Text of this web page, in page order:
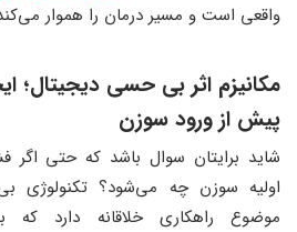
واقعی است و مسیر درمان را هموار
مکانیزم اثر بی حسی دیجیتال؛
پیش از ورود سوزن
شاید برایتان سوال باشد که حتی اگر
اولیه سوزن چه می‌شود؟ تکنولوژی
موضوع راهکاری خلاقانه دارد